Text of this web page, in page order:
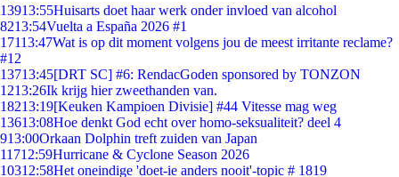
13913:55Huisarts doet haar werk onder invloed van alcohol
8213:54Vuelta a España 2026 #1
17113:47Wat is op dit moment volgens jou de meest irritante reclame?
#12
13713:45[DRT SC] #6: RendacGoden sponsored by TONZON
1213:26Ik krijg hier zweethanden van.
18213:19[Keuken Kampioen Divisie] #44 Vitesse mag weg
13613:08Hoe denkt God echt over homo-seksualiteit? deel 4
913:00Orkaan Dolphin treft zuiden van Japan
11712:59Hurricane & Cyclone Season 2026
10312:58Het oneindige 'doet-ie anders nooit'-topic # 1819